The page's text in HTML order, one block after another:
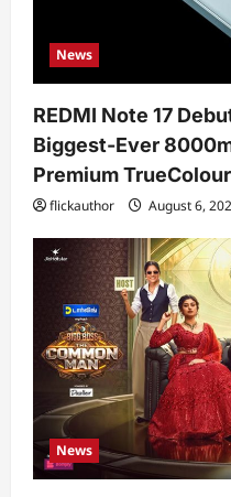
News
REDMI Note 17
Biggest-Ever
Premium
flickauthor August 6,
News